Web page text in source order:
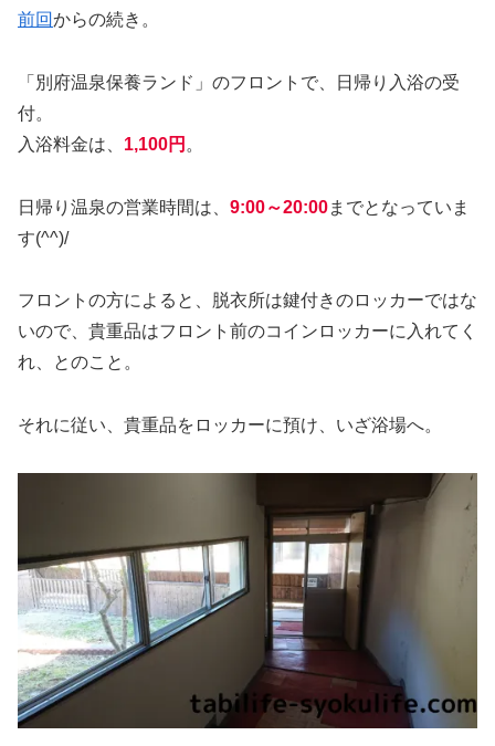
前回からの続き。
「別府温泉保養ランド」のフロントで、日帰り入浴の受
付。
入浴料金は、 1,100円 。
日帰り温泉の営業時間は、 9:00～20:00までとなっていま
す(^^)/
フロントの方によると、脱衣所は鍵付きのロッカーではな
いので、貴重品はフロント前のコインロッカーに入れてく
れ、とのこと。
それに従い、貴重品をロッカーに預け、いざ浴場へ。